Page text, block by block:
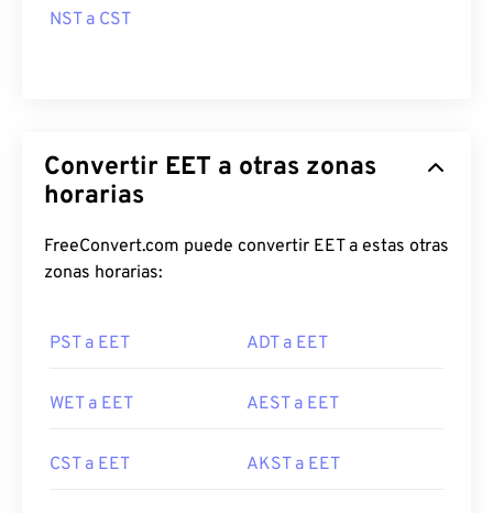
NST a CST
Convertir EET a otras zonas
horarias
FreeConvert.com puede convertir EET a estas otras
zonas horarias:
PST a EET ADT a EET
WET a EET AEST a EET
CST a EET AKST a EET